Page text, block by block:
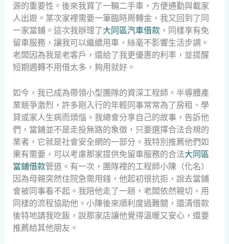
源的重要性。後來我買了一輛二手車，方便通勤與載家
人出遊。某次家裡需要一筆臨時周轉金，我又回到了同
一家當鋪。這次我辦理了大同區汽車借款，同樣享有免
留車服務，讓我可以繼續用車，絲毫不影響生活步調。
老闆因為我是老客戶，還給了我更優惠的利率，並提醒
短期週轉不用借太多，夠用就好。
如今，我已成為帶領小型團隊的資深工程師。半導體產
業競爭激烈，許多剛入行的年輕同事常常為了房租、學
貸或家人生病而煩惱。我總會分享自己的故事，告訴他
們，當鋪並不是走投無路的象徵，只要選擇合法合規的
業者，它就是社會安全網的一部分。我特別推薦他們如
果有需要，可以考慮那家提供免留車服務的合法大同區
當鋪借款管道。有一次，團隊裡的工程師小陳（化名）
因為母親突然住院急需用錢，他起初很抗拒，說去當鋪
會被同事看不起。我陪他走了一趟，老闆依然親切，用
同樣的流程協助他。小陳後來順利度過難關，還清借款
後特地請我吃飯，說那家店讓他覺得溫暖又安心，還要
推薦給其他朋友。